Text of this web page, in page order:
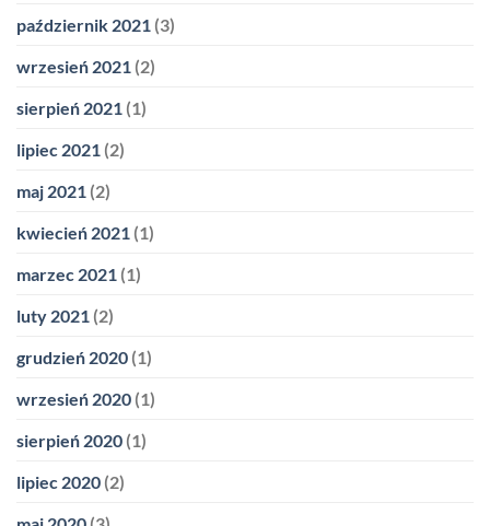
październik 2021 (3)
wrzesień 2021 (2)
sierpień 2021 (1)
lipiec 2021 (2)
maj 2021 (2)
kwiecień 2021 (1)
marzec 2021 (1)
luty 2021 (2)
grudzień 2020 (1)
wrzesień 2020 (1)
sierpień 2020 (1)
lipiec 2020 (2)